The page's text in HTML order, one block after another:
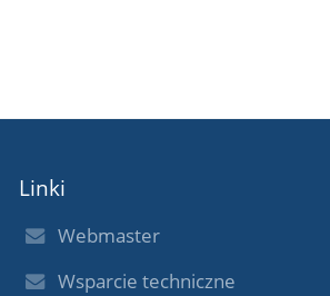
Linki
Webmaster
Wsparcie techniczne